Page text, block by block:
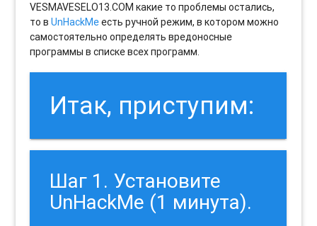
VESMAVESELO13.COM какие то проблемы остались,
то вUnHackMeесть ручной режим, в котором можно
самостоятельно определять вредоносные
программы в списке всех программ.
Итак, приступим:
Шаг 1. Установите
UnHackMe (1 минута).